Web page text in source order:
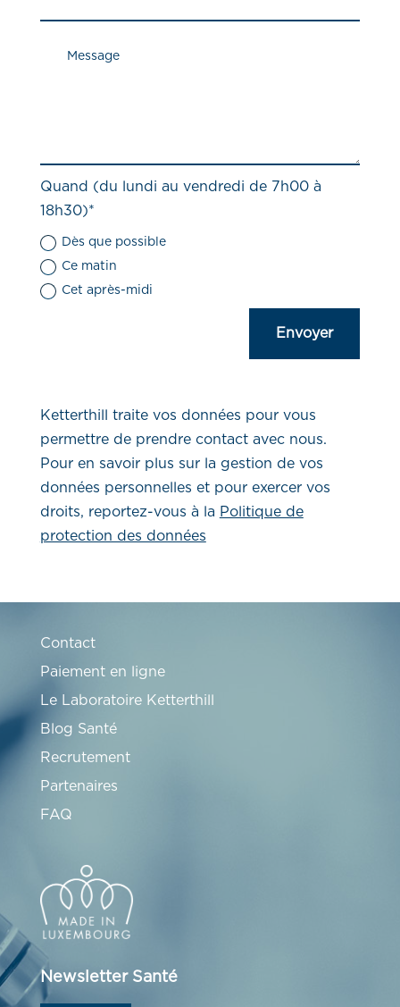
Quand (du lundi au vendredi de 7h00 à
18h30)*
Dès que possible
Ce matin
Cet après-midi
Envoyer
Ketterthill traite vos données pour vous
permettre de prendre contact avec nous.
Pour en savoir plus sur la gestion de vos
données personnelles et pour exercer vos
droits, reportez-vous à la Politique de
protection des données
Contact
Paiement en ligne
Le Laboratoire Ketterthill
Blog Santé
Recrutement
Partenaires
FAQ
Newsletter Santé